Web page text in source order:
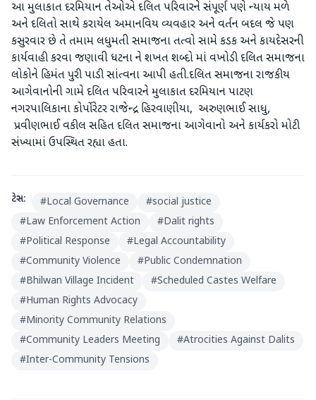
આ મુલાકાત દરમિયાન તેઓએ દલિત પરિવારને સંપૂર્ણ પણે ન્યાય મળે
અને દલિતો સાથે કરાયેલ અમાનવિય વ્યવહાર અને વર્તન બદલ જે પણ
કસુરવાર છે તે તમામ લધુમતી સમાજના તત્વો સામે કડક અને કાયદેસરની
કાર્યવાહી કરવા જણાવી ધટના ને શખત શબ્દો માં વખોડી દલિત સમાજના
લોકોને હિમંત પુરી પાડી સાંત્વના આપી હતી.દલિત સમાજના રાજકીય
આગેવાનોની ગામે દલિત પરિવારને મુલાકાત દરમિયાન પાટણ
નગરપાલિકાના કોર્પોરેટર રાજેન્દ્ર હિરવાણીયા, અરુણભાઈ સાધુ,
પ્રવીણભાઈ વકીલ સહિત દલિત સમાજના આગેવાનો અને કાર્યકરો મોટી
સંખ્યામાં ઉપસ્થિત રહ્યા હતા.
ટેગ્સ: #Local Governance #social justice
#Law Enforcement Action #Dalit rights
#Political Response #Legal Accountability
#Community Violence #Public Condemnation
#Bhilwan Village Incident #Scheduled Castes Welfare
#Human Rights Advocacy
#Minority Community Relations
#Community Leaders Meeting #Atrocities Against Dalits
#Inter-Community Tensions